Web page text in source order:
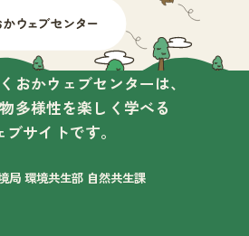
おかウェブセンターは、
多様性を楽しく学べる
ブサイトです。
局 環境共生部 自然共生課